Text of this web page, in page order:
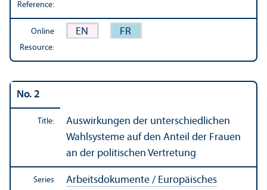
Reference:
Online
Resource:
EN FR
No. 2
Title:
Auswirkungen der unterschiedlichen
Wahlsysteme auf den Anteil der Frauen
an der politischen Vertretung
Series
Arbeitsdokumente / Europäisches